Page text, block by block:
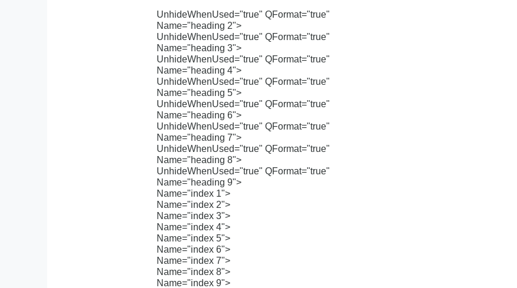
UnhideWhenUsed="true" QFormat="true"
Name="heading 2">
UnhideWhenUsed="true" QFormat="true"
Name="heading 3">
UnhideWhenUsed="true" QFormat="true"
Name="heading 4">
UnhideWhenUsed="true" QFormat="true"
Name="heading 5">
UnhideWhenUsed="true" QFormat="true"
Name="heading 6">
UnhideWhenUsed="true" QFormat="true"
Name="heading 7">
UnhideWhenUsed="true" QFormat="true"
Name="heading 8">
UnhideWhenUsed="true" QFormat="true"
Name="heading 9">
Name="index 1">
Name="index 2">
Name="index 3">
Name="index 4">
Name="index 5">
Name="index 6">
Name="index 7">
Name="index 8">
Name="index 9">